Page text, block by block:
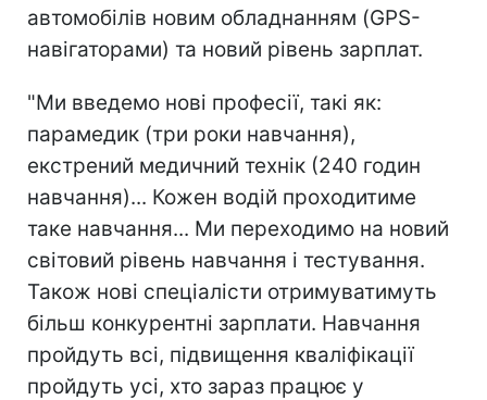
автомобілів новим обладнанням (GPS-
навігаторами) та новий рівень зарплат.
"Ми введемо нові професії, такі як:
парамедик (три роки навчання),
екстрений медичний технік (240 годин
навчання)... Кожен водій проходитиме
таке навчання... Ми переходимо на новий
світовий рівень навчання і тестування.
Також нові спеціалісти отримуватимуть
більш конкурентні зарплати. Навчання
пройдуть всі, підвищення кваліфікації
пройдуть усі, хто зараз працює у